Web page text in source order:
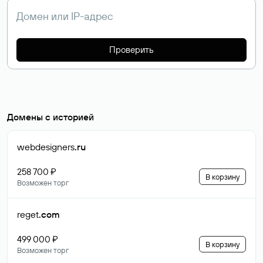
Проверить
Домены с историей
webdesigners.ru
258 700 ₽
Возможен торг
В корзину
reget.com
499 000 ₽
Возможен торг
В корзину